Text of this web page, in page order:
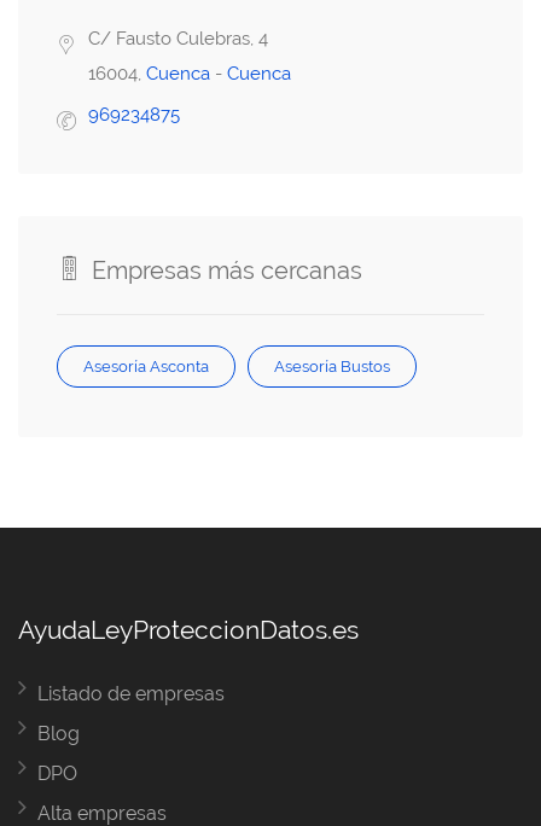
C/ Fausto Culebras, 4
16004, Cuenca - Cuenca
969234875
Empresas más cercanas
Asesoría Asconta Asesoría Bustos
AyudaLeyProteccionDatos.es
Listado de empresas
Blog
DPO
Alta empresas